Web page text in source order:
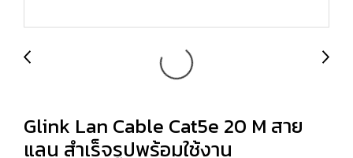
Glink Lan Cable Cat5e 20 M สาย
แลน สำเร็จรูปพร้อมใช้งาน